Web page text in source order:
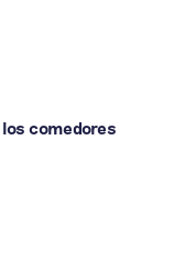
comedores